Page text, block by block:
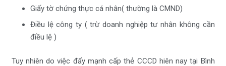
Giấy tờ chứng thực cá nhân( thường là CMND)
Điều lệ công ty ( trừ doanh nghiệp tư nhân không cần
điều lệ )
Tuy nhiên do việc đẩy mạnh cấp thẻ CCCD hiên nay tại Bình